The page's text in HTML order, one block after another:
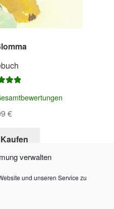
verwalten
und unseren Service zu
5
€